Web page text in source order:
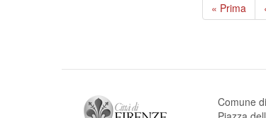
Prima
pagina
« Prima
Comune